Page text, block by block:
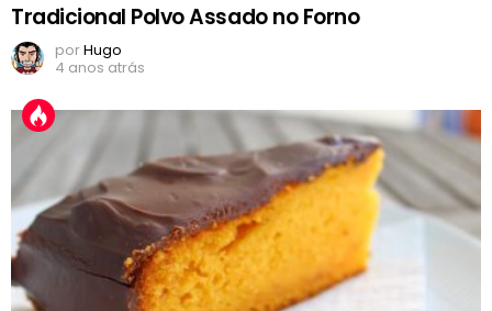
Tradicional Polvo Assado no Forno
porHugo
4 anos atrás